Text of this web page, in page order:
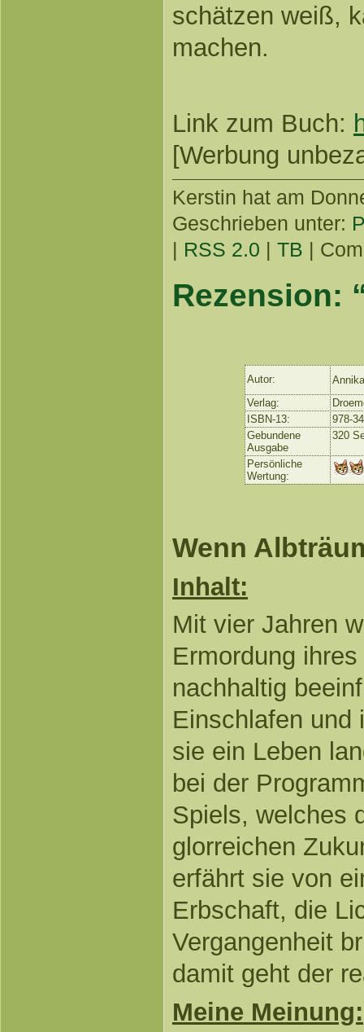
schätzen weiß,
machen.
Link zum Buch:
[Werbung
Kerstin hat am
Geschrieben unter:
| RSS 2.0 | TB |
Rezension:
Autor:
Verlag:
ISBN-13:
978-
Gebundene
Ausgabe
320
Persönliche
Wertung:
Wenn
Inhalt:
Mit vier Jahren
Ermordung
nachhaltig
Einschlafen und
sie ein Leben
bei der
Spiels, welches
glorreichen
erfährt sie von
Erbschaft, die
Vergangenheit
damit geht der
Meine Meinung: